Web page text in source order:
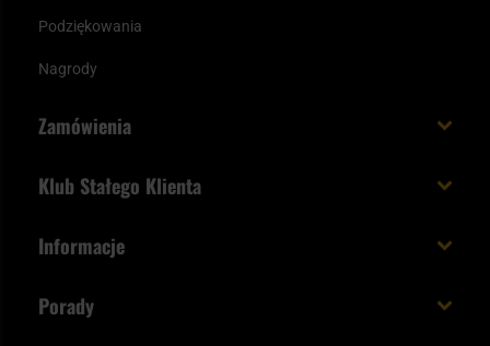
Podziękowania
Nagrody
Zamówienia
Paczka w weekend
Status zamówienia
Klub Stałego Klienta
Unboxing Militaria.pl
Informacje
Porady